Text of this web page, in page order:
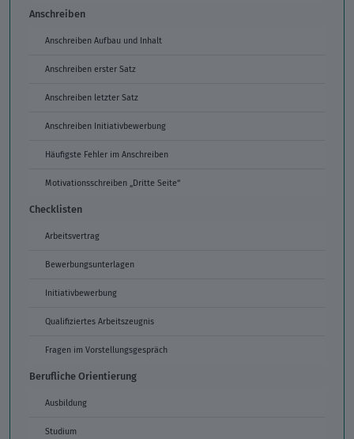
Anschreiben
Anschreiben Aufbau und Inhalt
Anschreiben erster Satz
Anschreiben letzter Satz
Anschreiben Initiativbewerbung
Häufigste Fehler im Anschreiben
Motivationsschreiben „Dritte Seite“
Checklisten
Arbeitsvertrag
Bewerbungsunterlagen
Initiativbewerbung
Qualifiziertes Arbeitszeugnis
Fragen im Vorstellungsgespräch
Berufliche Orientierung
Ausbildung
Studium